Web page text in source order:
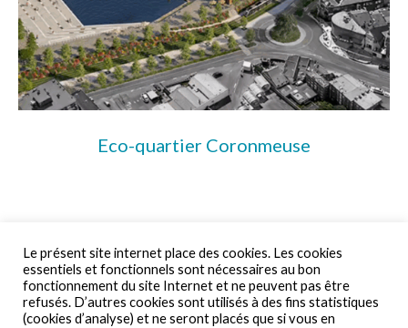
Eco-quartier Coronmeuse
© By Poush
Le présent site internet place des cookies. Les cookies
essentiels et fonctionnels sont nécessaires au bon
fonctionnement du site Internet et ne peuvent pas être
refusés. D’autres cookies sont utilisés à des fins statistiques
(cookies d’analyse) et ne seront placés que si vous en